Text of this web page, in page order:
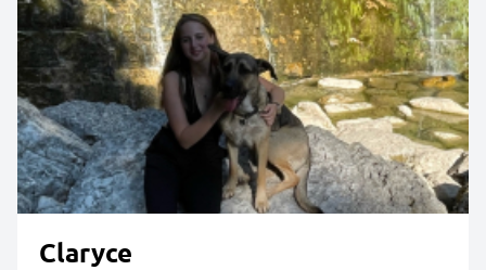
Claryce